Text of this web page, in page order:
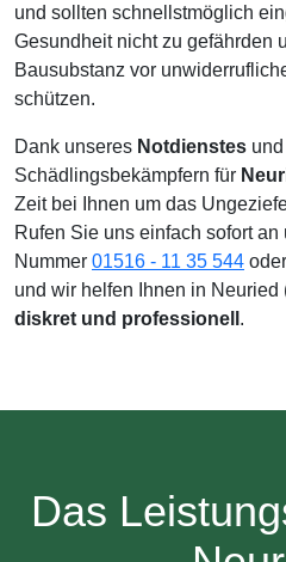
und sollten schnellstmöglich
Gesundheit nicht zu gefährden
Bausubstanz vor
schützen.
Dank unseres Notdienstes
Schädlingsbekämpfern für
Zeit bei Ihnen um das
Rufen Sie uns einfach sofort
Nummer 01516 - 11 35 544
und wir helfen Ihnen in Neuried
diskret und professionell .
Das